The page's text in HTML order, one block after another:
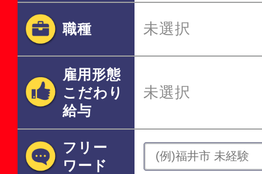
職種 未選択
雇用形態
こだわり
給与
未選択
フリー
ワード